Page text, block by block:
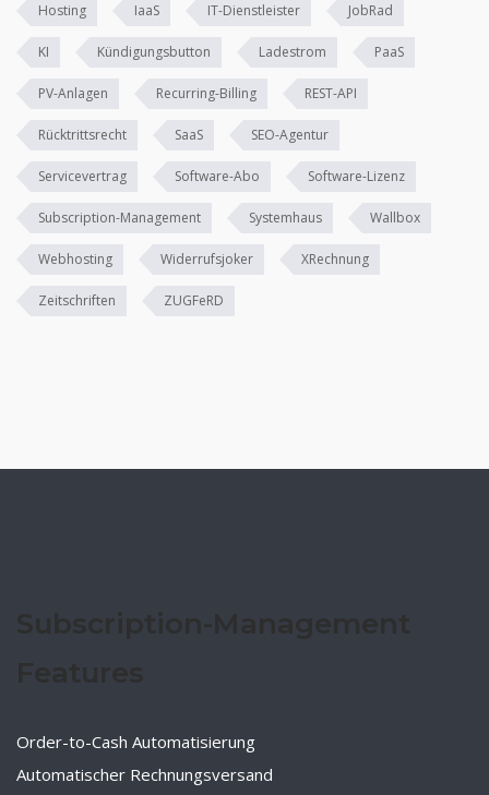
Hosting IaaS IT-Dienstleister JobRad
KI Kündigungsbutton Ladestrom PaaS
PV-Anlagen Recurring-Billing REST-API
Rücktrittsrecht SaaS SEO-Agentur
Servicevertrag Software-Abo Software-Lizenz
Subscription-Management Systemhaus Wallbox
Webhosting Widerrufsjoker XRechnung
Zeitschriften ZUGFeRD
Order-to-Cash Automatisierung
Automatischer Rechnungsversand